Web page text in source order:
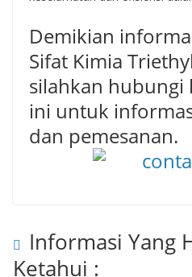
Demikian
Sifat Kimia
silahkan hubungi
ini untuk
dan pemesanan.
Informasi Yang
Ketahui :